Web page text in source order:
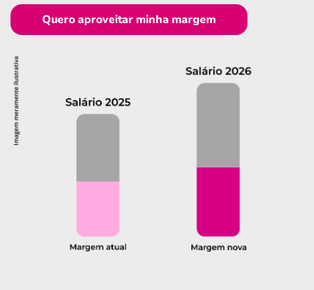
Quero aproveitar minha margem